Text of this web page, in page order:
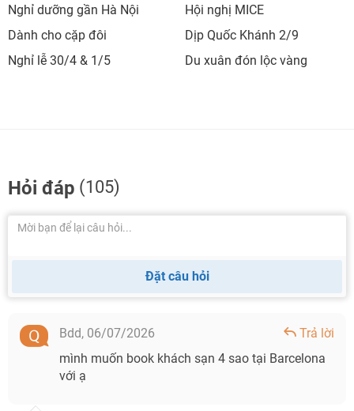
Nghỉ dưỡng gần Hà Nội
Hội nghị MICE
Dành cho cặp đôi
Dịp Quốc Khánh 2/9
Nghỉ lễ 30/4 & 1/5
Du xuân đón lộc vàng
Hỏi đáp (105)
Đặt câu hỏi
Bdd, 06/07/2026
Trả lời
mình muốn book khách sạn 4 sao tại Barcelona
với ạ